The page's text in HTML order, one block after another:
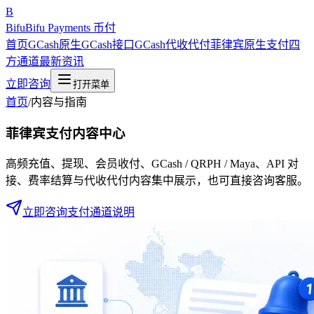
B
BifuBifu Payments 币付
首页GCash原生GCash接口GCash代收代付菲律宾原生支付四
方通道最新资讯
立即咨询
打开菜单
首页/内容与指南
菲律宾支付内容中心
高频充值、提现、会员收付、GCash / QRPH / Maya、API 对
接、费率结算与代收代付内容集中展示，也可直接咨询客服。
立即咨询支付通道说明